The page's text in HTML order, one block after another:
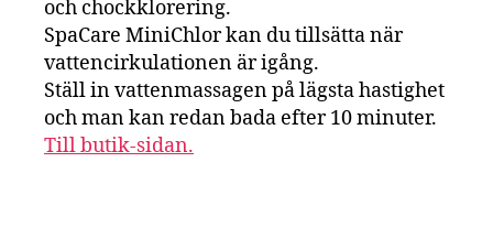
och chockklorering.
SpaCare MiniChlor kan du tillsätta när
vattencirkulationen är igång.
Ställ in vattenmassagen på lägsta hastighet
och man kan redan bada efter 10 minuter.
Till butik-sidan.